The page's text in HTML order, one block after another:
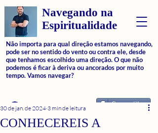
Navegando na
Espiritualidade
Não importa para qual direção estamos navegando,
pode ser no sentido do vento ou contra ele, desde
que tenhamos escolhido uma direção. O que não
podemos é ficar à deriva ou ancorados por muito
tempo. Vamos navegar?
Login Compartilhar
CONHECEREIS A
30 de jan. de 2024 3 min de leitura